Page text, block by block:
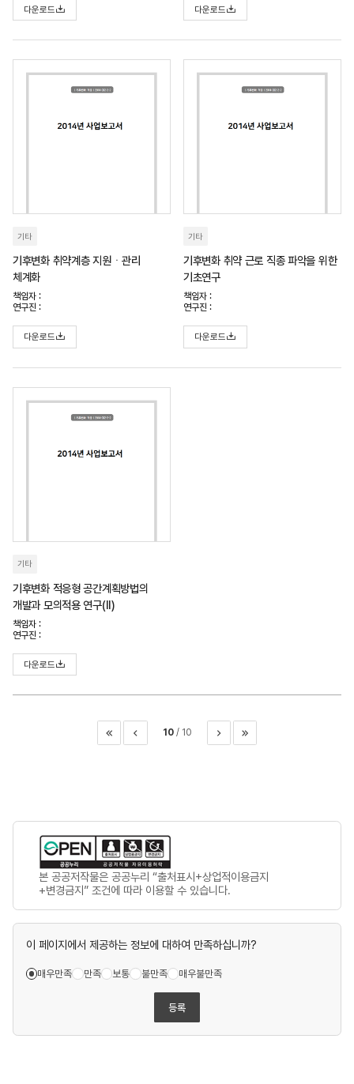
다운로드 다운로드
기타
기후변화 취약계층 지원ㆍ관리
체계화
책임자 :
연구진 :
다운로드
기타
기후변화 취약 근로 직종 파악을 위한
기초연구
책임자 :
연구진 :
다운로드
기타
기후변화 적응형 공간계획방법의
개발과 모의적용 연구(II)
책임자 :
연구진 :
다운로드
10 10
본 공공저작물은 공공누리 “출처표시+상업적이용금지
+변경금지” 조건에 따라 이용할 수 있습니다.
이 페이지에서 제공하는 정보에 대하여 만족하십니까?
매우만족 만족 보통 불만족 매우불만족
등록